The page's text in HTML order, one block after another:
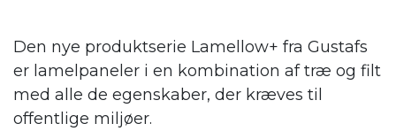
Den nye produktserie Lamellow+ fra Gustafs
er lamelpaneler i en kombination af træ og filt
med alle de egenskaber, der kræves til
offentlige miljøer.